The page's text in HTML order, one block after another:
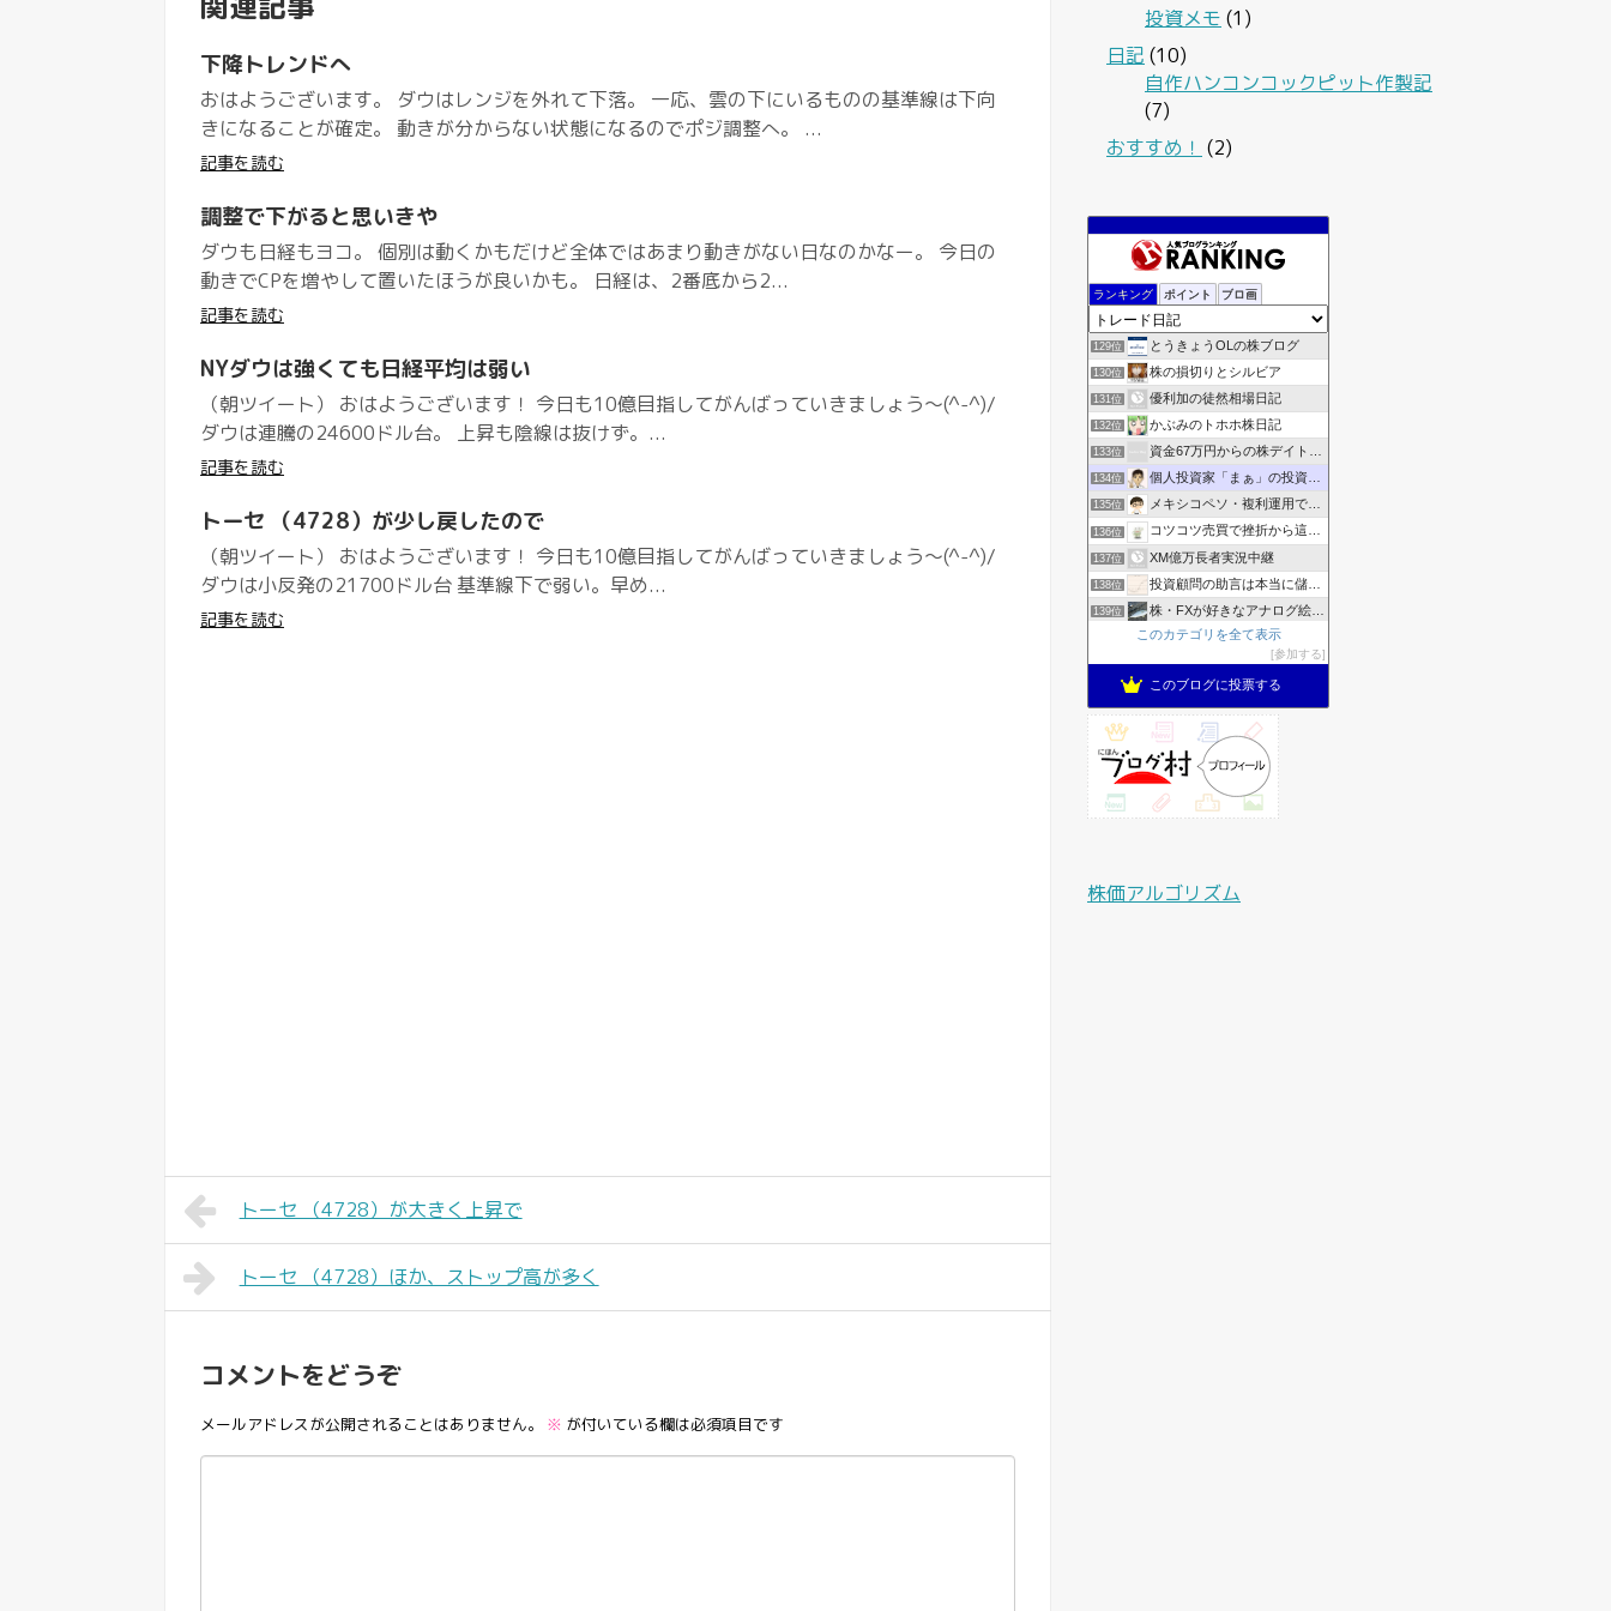
下降トレンドへ
おはようございます。 ダウはレンジを外れて下落。 一応、雲の下にいるものの基準線は下向
きになることが確定。 動きが分からない状態になるのでポジ調整へ。 ...
記事を読む
調整で下がると思いきや
ダウも日経もヨコ。 個別は動くかもだけど全体ではあまり動きがない日なのかなー。 今日の
動きでCPを増やして置いたほうが良いかも。 日経は、2番底から2...
記事を読む
NYダウは強くても日経平均は弱い
（朝ツイート） おはようございます！ 今日も10億目指してがんばっていきましょう〜(^-^)/
ダウは連騰の24600ドル台。 上昇も陰線は抜けず。...
記事を読む
トーセ （4728）が少し戻したので
（朝ツイート） おはようございます！ 今日も10億目指してがんばっていきましょう〜(^-^)/
ダウは小反発の21700ドル台 基準線下で弱い。早め...
記事を読む
トーセ （4728）が大きく上昇で
トーセ （4728）ほか、ストップ高が多く
コメントをどうぞ
メールアドレスが公開されることはありません。 ※ が付いている欄は必須項目です
投資メモ (1)
日記 (10)
自作ハンコンコックピット作製記
(7)
おすすめ！ (2)
ランキング ポイント ブロ画
127位 東証メモ
128位 ありさん5252の資産運用ブログ
129位 とうきょうOLの株ブログ
130位 株の損切りとシルビア
131位 優利加の徒然相場日記
132位 かぶみのトホホ株日記
133位 資金67万円からの株デイトレ収支記録
134位 個人投資家「まぁ」の投資ブログ《資産倍増化》
135位 メキシコペソ・複利運用でアーリーリタイアするブログ！
136位 コツコツ売買で挫折から這い上がりたい
137位 XM億万長者実況中継
138位 投資顧問の助言は本当に儲かるのかリアルにやってみた
139位 株・FXが好きなアナログ絵描きの日常│a.mayu blog
ナツ株日記
141位 億り人研究所
このカテゴリを全て表示
参加する
このブログに投票する
株価アルゴリズム